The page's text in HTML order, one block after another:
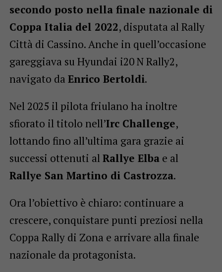
secondo posto nella finale nazionale di
Coppa Italia del 2022, disputata al Rally
Città di Cassino. Anche in quell’occasione
gareggiava su Hyundai i20 N Rally2,
navigato da Enrico Bertoldi.
Nel 2025 il pilota friulano ha inoltre
sfiorato il titolo nell’Irc Challenge,
lottando fino all’ultima gara grazie ai
successi ottenuti al Rallye Elbae al
Rallye San Martino di Castrozza.
Ora l’obiettivo è chiaro: continuare a
crescere, conquistare punti preziosi nella
Coppa Rally di Zona e arrivare alla finale
nazionale da protagonista.